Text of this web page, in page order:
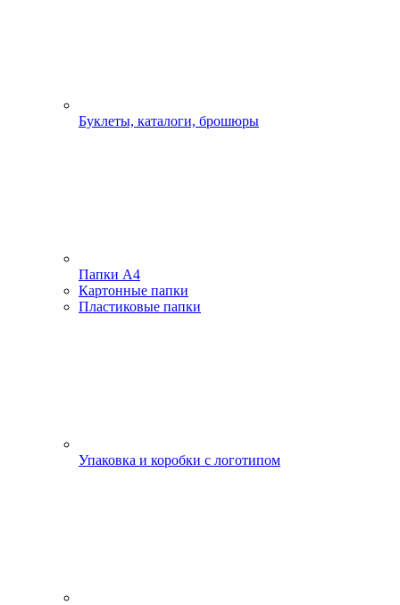
Буклеты, каталоги, брошюры
Папки А4
Картонные папки
Пластиковые папки
Упаковка и коробки с логотипом